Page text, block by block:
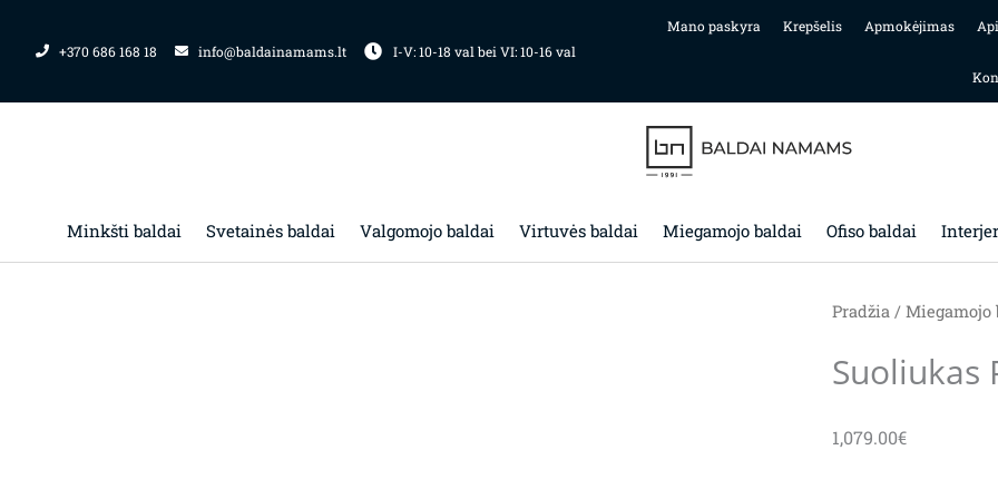
+370 686 168 18 info@baldainamams.lt I-V: 10-18 val bei VI: 10-16 val
Mano paskyra Krepšelis Apmokėjimas
Minkšti baldai Svetainės baldai Valgomojo baldai Virtuvės baldai Miegamojo baldai Ofiso baldai
Pradžia/ Miegamojo
Suoliukas
1,079.00€